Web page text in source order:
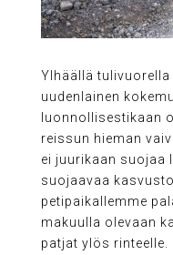
Ylhäällä
uudenlainen
luonnollisestikaan
reissun hieman
ei juurikaan suojaa
suojaavaa
petipaikallemme
makuulla olevaan
patjat ylös rinteelle.